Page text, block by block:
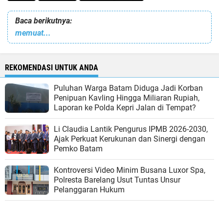
Baca berikutnya:
memuat...
REKOMENDASI UNTUK ANDA
Puluhan Warga Batam Diduga Jadi Korban
Penipuan Kavling Hingga Miliaran Rupiah,
Laporan ke Polda Kepri Jalan di Tempat?
Li Claudia Lantik Pengurus IPMB 2026-2030,
Ajak Perkuat Kerukunan dan Sinergi dengan
Pemko Batam
Kontroversi Video Minim Busana Luxor Spa,
Polresta Barelang Usut Tuntas Unsur
Pelanggaran Hukum